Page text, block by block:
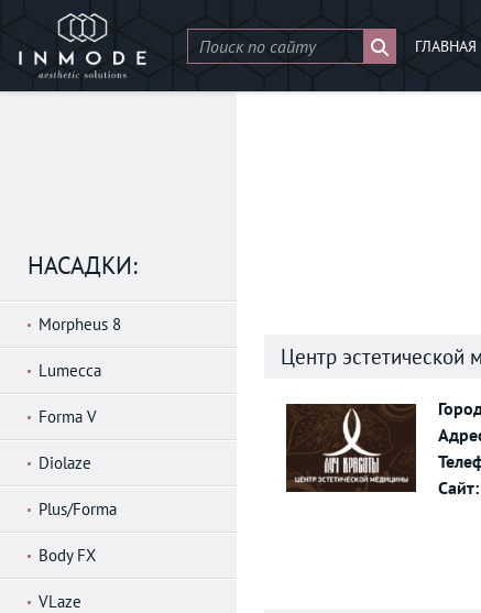
ГЛАВНАЯ
НАСАДКИ:
Morpheus 8
Lumecca
Forma V
Diolaze
Plus/Forma
Body FX
VLaze
Центр эстетической
Сайт: